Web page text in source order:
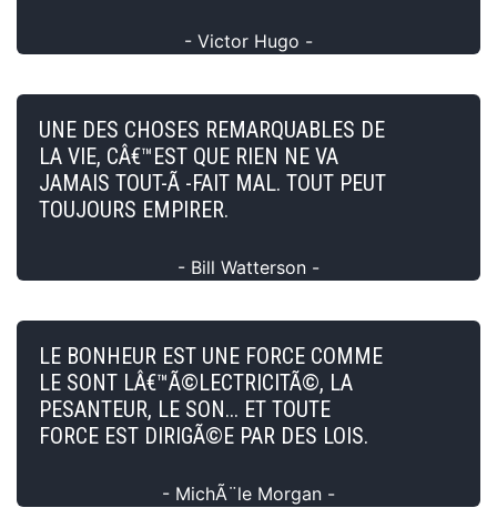
- Victor Hugo -
UNE DES CHOSES REMARQUABLES DE
LA VIE, CÂ€™EST QUE RIEN NE VA
JAMAIS TOUT-Ã -FAIT MAL. TOUT PEUT
TOUJOURS EMPIRER.
- Bill Watterson -
LE BONHEUR EST UNE FORCE COMME
LE SONT LÂ€™Ã©LECTRICITÃ©, LA
PESANTEUR, LE SON... ET TOUTE
FORCE EST DIRIGÃ©E PAR DES LOIS.
- MichÃ¨le Morgan -